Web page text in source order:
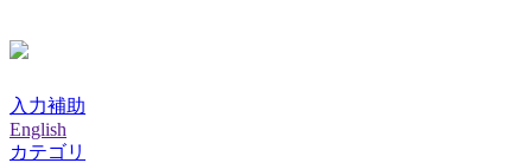
入力補助
English
カテゴリ